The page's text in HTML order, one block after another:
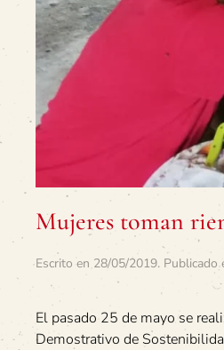
Mujeres toman
Escrito en 28/05/2019. Publicado
El pasado 25 de mayo se
Demostrativo de